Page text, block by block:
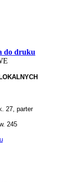
27, parter
245